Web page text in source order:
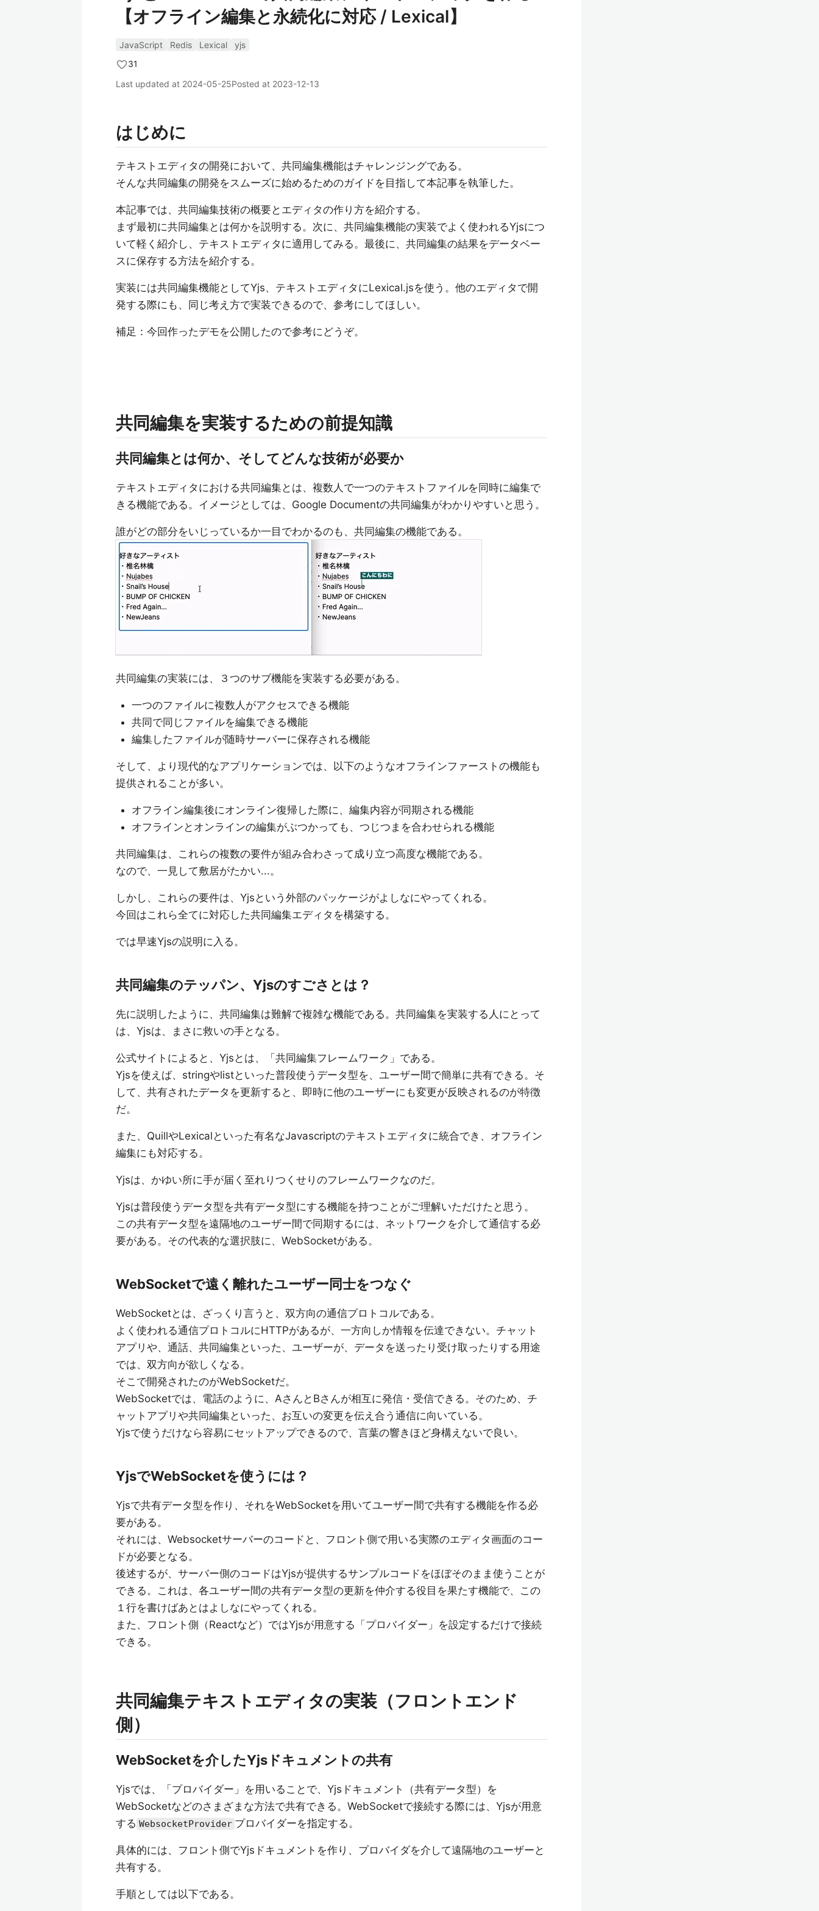
【オフライン編集と永続化に対応 / Lexical】
JavaScript Redis Lexical
yjs
31
Last updated at 2024-05-25Posted at 2023-12-13
はじめに
テキストエディタの開発において、共同編集機能はチャレンジングである。
そんな共同編集の開発をスムーズに始めるためのガイドを目指して本記事を執筆した。
本記事では、共同編集技術の概要とエディタの作り方を紹介する。
まず最初に共同編集とは何かを説明する。次に、共同編集機能の実装でよく使われるYjsにつ
いて軽く紹介し、テキストエディタに適用してみる。最後に、共同編集の結果をデータベー
スに保存する方法を紹介する。
実装には共同編集機能としてYjs、テキストエディタにLexical.jsを使う。他のエディタで開
発する際にも、同じ考え方で実装できるので、参考にしてほしい。
補足：今回作ったデモを公開したので参考にどうぞ。
共同編集を実装するための前提知識
共同編集とは何か、そしてどんな技術が必要か
テキストエディタにおける共同編集とは、複数人で一つのテキストファイルを同時に編集で
きる機能である。イメージとしては、Google Documentの共同編集がわかりやすいと思う。
誰がどの部分をいじっているか一目でわかるのも、共同編集の機能である。
共同編集の実装には、３つのサブ機能を実装する必要がある。
一つのファイルに複数人がアクセスできる機能
共同で同じファイルを編集できる機能
編集したファイルが随時サーバーに保存される機能
そして、より現代的なアプリケーションでは、以下のようなオフラインファーストの機能も
提供されることが多い。
オフライン編集後にオンライン復帰した際に、編集内容が同期される機能
オフラインとオンラインの編集がぶつかっても、つじつまを合わせられる機能
共同編集は、これらの複数の要件が組み合わさって成り立つ高度な機能である。
なので、一見して敷居がたかい...。
しかし、これらの要件は、Yjsという外部のパッケージがよしなにやってくれる。
今回はこれら全てに対応した共同編集エディタを構築する。
では早速Yjsの説明に入る。
共同編集のテッパン、Yjsのすごさとは？
先に説明したように、共同編集は難解で複雑な機能である。共同編集を実装する人にとって
は、Yjsは、まさに救いの手となる。
公式サイトによると、Yjsとは、「共同編集フレームワーク」である。
Yjsを使えば、stringやlistといった普段使うデータ型を、ユーザー間で簡単に共有できる。そ
して、共有されたデータを更新すると、即時に他のユーザーにも変更が反映されるのが特徴
だ。
また、QuillやLexicalといった有名なJavascriptのテキストエディタに統合でき、オフライン
編集にも対応する。
Yjsは、かゆい所に手が届く至れりつくせりのフレームワークなのだ。
Yjsは普段使うデータ型を共有データ型にする機能を持つことがご理解いただけたと思う。
この共有データ型を遠隔地のユーザー間で同期するには、ネットワークを介して通信する必
要がある。その代表的な選択肢に、WebSocketがある。
WebSocketで遠く離れたユーザー同士をつなぐ
WebSocketとは、ざっくり言うと、双方向の通信プロトコルである。
よく使われる通信プロトコルにHTTPがあるが、一方向しか情報を伝達できない。チャット
アプリや、通話、共同編集といった、ユーザーが、データを送ったり受け取ったりする用途
では、双方向が欲しくなる。
そこで開発されたのがWebSocketだ。
WebSocketでは、電話のように、AさんとBさんが相互に発信・受信できる。そのため、チ
ャットアプリや共同編集といった、お互いの変更を伝え合う通信に向いている。
Yjsで使うだけなら容易にセットアップできるので、言葉の響きほど身構えないで良い。
YjsでWebSocketを使うには？
Yjsで共有データ型を作り、それをWebSocketを用いてユーザー間で共有する機能を作る必
要がある。
それには、Websocketサーバーのコードと、フロント側で用いる実際のエディタ画面のコー
ドが必要となる。
後述するが、サーバー側のコードはYjsが提供するサンプルコードをほぼそのまま使うことが
できる。これは、各ユーザー間の共有データ型の更新を仲介する役目を果たす機能で、この
１行を書けばあとはよしなにやってくれる。
また、フロント側（Reactなど）ではYjsが用意する「プロバイダー」を設定するだけで接続
できる。
共同編集テキストエディタの実装（フロントエンド
側）
WebSocketを介したYjsドキュメントの共有
Yjsでは、「プロバイダー」を用いることで、Yjsドキュメント（共有データ型）を
WebSocketなどのさまざまな方法で共有できる。WebSocketで接続する際には、Yjsが用意
する WebsocketProvider プロバイダーを指定する。
具体的には、フロント側でYjsドキュメントを作り、プロバイダを介して遠隔地のユーザーと
共有する。
手順としては以下である。